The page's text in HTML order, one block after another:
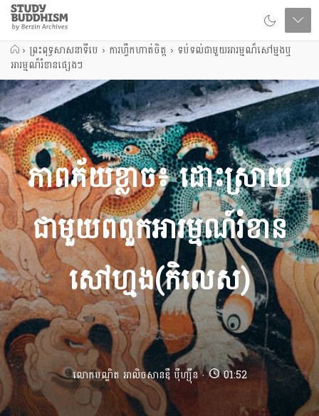
Close
Study
Buddhism
Home
› ព្រះពុទ្ធសាសនាទីបេ › ការហ្វឹកហាត់ចិត្ត › ទប់ទល់ជាមួយអារម្មណ៏សៅម្មងឬ
អារម្មណ៏រំខានផ្សេងៗ
ភាពភ័យខ្លាច៖ ដោះស្រាយ
ជាមួយពពួកអារម្មណ៍រំខាន
សៅហ្មង(កិលេស)
លោកបណ្ឌិត អាលិចសានឌឺ បុឺហ្សុីន 01:52